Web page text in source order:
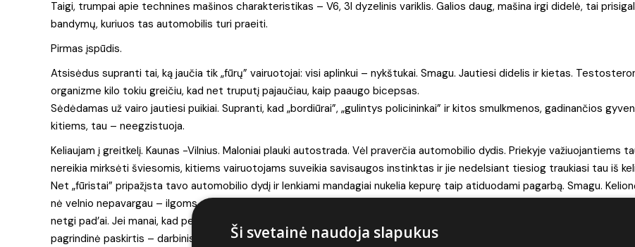
Taigi, trumpai apie technines mašinos charakteristikas – V6, 3l dyzelinis variklis. Galios daug, mašina irgi didelė, tai
bandymų, kuriuos tas automobilis turi praeiti.
Pirmas įspūdis.
Atsisėdus supranti tai, ką jaučia tik „fūrų” vairuotojai: visi aplinkui – nykštukai. Smagu. Jautiesi didelis ir kietas.
organizme kilo tokiu greičiu, kad net truputį pajaučiau, kaip paaugo bicepsas.
Sėdėdamas už vairo jautiesi puikiai. Supranti, kad „bordiūrai”, „gulintys policininkai” ir kitos smulkmenos, gadinančios
kitiems, tau – neegzistuoja.
Keliaujam į greitkelį. Kaunas -Vilnius. Maloniai plauki autostrada. Vėl praverčia automobilio dydis. Priekyje važiuojantiems
nereikia mirksėti šviesomis, kitiems vairuotojams suveikia savisaugos instinktas ir jie nedelsiant tiesiog traukiasi tau iš
Net „fūristai” pripažįsta tavo automobilio dydį ir lenkiami mandagiai nukelia kepurę taip atiduodami pagarbą. Smagu.
nė velnio nepavargau – ilgoms distancijoms automobilis labai tinkamas: patogios sėdynės, alkantara apdaila,
netgi pad’ai. Jei manai, kad perjunginėti bėgius gali geriau, nei mašinos kompas – wau, pirmyn. Reikia nepamiršti, kad
pagrindinė paskirtis – darbinis arklys. Taigi, turint tai omenyje, komplektacija labai džiugina.
Ši svetainė naudoja slapukus